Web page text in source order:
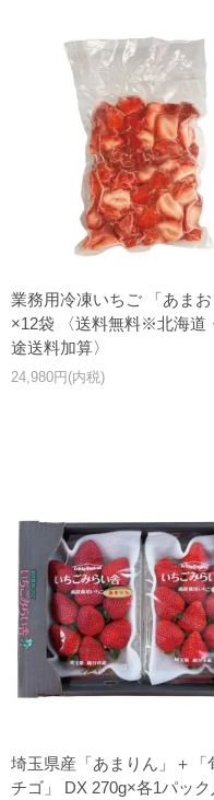
業務用冷凍いちご 「あまお
×12袋 〈送料無料※北海道
途送料加算〉
24,980円(内税)
埼玉県産「あまりん」＋「
チゴ」 DX 270g×各1パック